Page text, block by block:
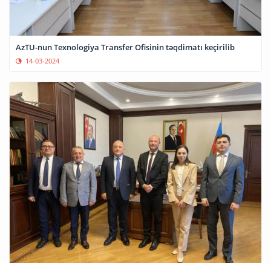
AzTU-nun Texnologiya Transfer Ofisinin təqdimatı keçirilib
14-03-2024